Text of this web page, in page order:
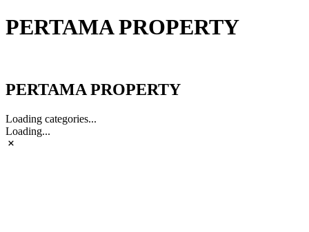
PERTAMA PROPERTY
PERTAMA PROPERTY
Loading categories...
Loading...